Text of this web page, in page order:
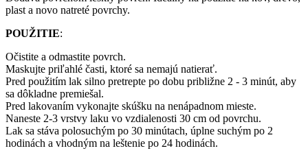
plast a novo natreté povrchy.
POUŽITIE:
Očistite a odmastite povrch.
Maskujte priľahlé časti, ktoré sa nemajú natierať.
Pred použitím lak silno pretrepte po dobu približne 2 - 3 minút, aby
sa dôkladne premiešal.
Pred lakovaním vykonajte skúšku na nenápadnom mieste.
Naneste 2-3 vrstvy laku vo vzdialenosti 30 cm od povrchu.
Lak sa stáva polosuchým po 30 minútach, úplne suchým po 2
hodinách a vhodným na leštenie po 24 hodinách.